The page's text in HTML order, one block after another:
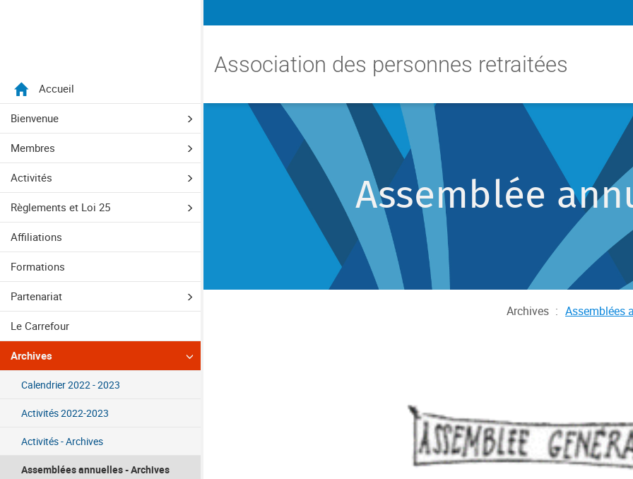
Aller directement au menu principal
Aller directement au contenu principal
Aller directement au formulaire de recherche
Aller directement au pied de page
Association des personnes retraitées
Accueil
Bienvenue
Membres
Activités
Règlements et Loi 25
Affiliations
Formations
Partenariat
Le Carrefour
Archives
Calendrier 2022 - 2023
Activités 2022-2023
Activités - Archives
Assemblées annuelles - Archives
Assemblée
Archives : Assemblées